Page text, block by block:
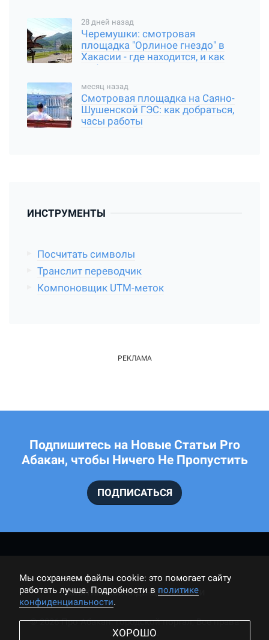
28 дней назад
Черемушки: смотровая
площадка "Орлиное гнездо" в
Хакасии - где находится, и как
добраться
месяц назад
Смотровая площадка на Саяно-
Шушенской ГЭС: как добраться,
часы работы
ИНСТРУМЕНТЫ
Посчитать символы
Транслит переводчик
Компоновщик UTM-меток
Подпишитесь на Новые Статьи Pro
Абакан, чтобы Ничего Не Пропустить
ПОДПИСАТЬСЯ
ПОЛИТИКА КОНФИДЕНЦИАЛЬНОСТИ
© 2026 Про Абакан: городской портал, Все права
защищены.
Мы cохраняем файлы cookie: это помогает сайту
работать лучше. Подробности в политике
конфиденциальности.
ХОРОШО